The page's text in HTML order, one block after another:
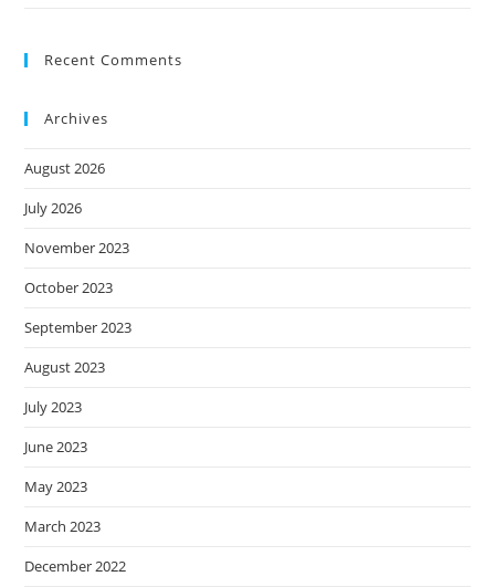
Recent Comments
Archives
August 2026
July 2026
November 2023
October 2023
September 2023
August 2023
July 2023
June 2023
May 2023
March 2023
December 2022